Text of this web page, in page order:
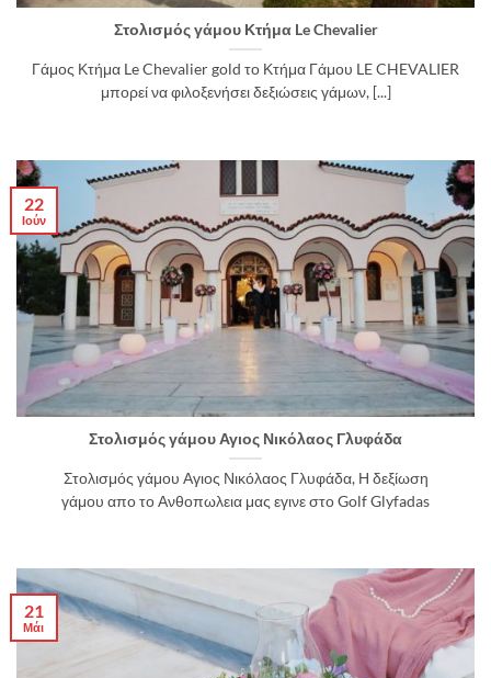
Στολισμός γάμου Κτήμα Le Chevalier
Γάμος Κτήμα Le Chevalier gold το Κτήμα Γάμου LE CHEVALIER
μπορεί να φιλοξενήσει δεξιώσεις γάμων, [...]
Στολισμός γάμου Αγιος Νικόλαος Γλυφάδα
Στολισμός γάμου Αγιος Νικόλαος Γλυφάδα, Η δεξίωση
γάμου απο το Ανθοπωλεια μας εγινε στο Golf Glyfadas
22
Ιούν
21
Μάι